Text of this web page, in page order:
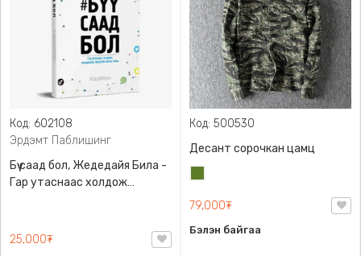
Код: 602108
Эрдэмт Паблишинг
Бүү саад бол, Жедедайя Била -
Гар утаснаас холдож
9789919235192
25,000₮
Код: 500530
Десант сорочкан цамц
79,000₮
Бэлэн байгаа